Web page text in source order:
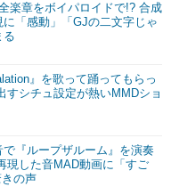
楽章をボイパロイドで!? 合成
「感動」「GJの二文字じゃ
る
』を歌って踊ってもらっ
すシチュ設定が熱いMMDショ
『ループザルーム』を演奏
現した音MAD動画に「すご
の声